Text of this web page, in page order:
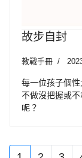
故步自封
教戰手冊
每一位孩子個
不做沒把握或
呢？